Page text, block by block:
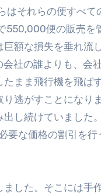
はそれらの便すべ
便の販売を
額な損失を垂れ
会社の誰よりも、
まま飛行機を飛
逃がすことにな
し続けていまし
要な価格の割引を
した。そこには